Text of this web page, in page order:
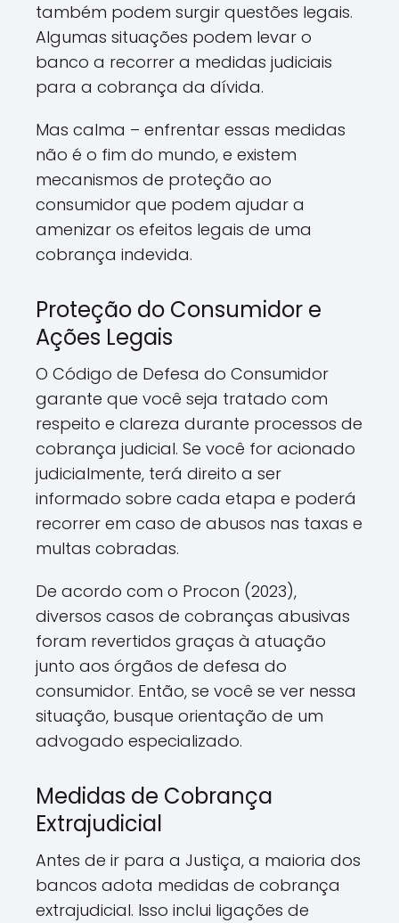
também podem surgir questões legais.
Algumas situações podem levar o
banco a recorrer a medidas judiciais
para a cobrança da dívida.
Mas calma – enfrentar essas medidas
não é o fim do mundo, e existem
mecanismos de proteção ao
consumidor que podem ajudar a
amenizar os efeitos legais de uma
cobrança indevida.
Proteção do Consumidor e
Ações Legais
O Código de Defesa do Consumidor
garante que você seja tratado com
respeito e clareza durante processos de
cobrança judicial. Se você for acionado
judicialmente, terá direito a ser
informado sobre cada etapa e poderá
recorrer em caso de abusos nas taxas e
multas cobradas.
De acordo com o Procon (2023),
diversos casos de cobranças abusivas
foram revertidos graças à atuação
junto aos órgãos de defesa do
consumidor. Então, se você se ver nessa
situação, busque orientação de um
advogado especializado.
Medidas de Cobrança
Extrajudicial
Antes de ir para a Justiça, a maioria dos
bancos adota medidas de cobrança
extrajudicial. Isso inclui ligações de